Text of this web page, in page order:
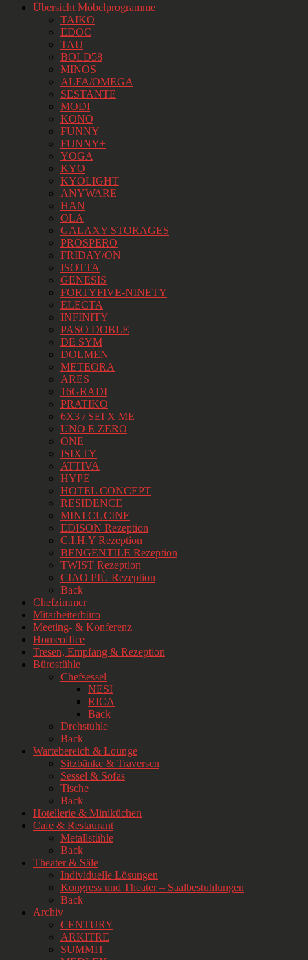
Übersicht Möbelprogramme
TAIKO
EDOC
TAU
BOLD58
MINOS
ALFA/OMEGA
SESTANTE
MODI
KONO
FUNNY
FUNNY+
YOGA
KYO
KYOLIGHT
ANYWARE
HAN
OLA
GALAXY STORAGES
PROSPERO
FRIDAY/ON
ISOTTA
GENESIS
FORTYFIVE-NINETY
ELECTA
INFINITY
PASO DOBLE
DE SYM
DOLMEN
METEORA
ARES
16GRADI
PRATIKO
6X3 / SEI X ME
UNO E ZERO
ONE
ISIXTY
ATTIVA
HYPE
HOTEL CONCEPT
RESIDENCE
MINI CUCINE
EDISON Rezeption
C.I.H.Y Rezeption
BENGENTILE Rezeption
TWIST Rezeption
CIAO PIÙ Rezeption
Back
Chefzimmer
Mitarbeiterbüro
Meeting- & Konferenz
Homeoffice
Tresen, Empfang & Rezeption
Bürostühle
Chefsessel
NESI
RICA
Back
Drehstühle
Back
Wartebereich & Lounge
Sitzbänke & Traversen
Sessel & Sofas
Tische
Back
Hotellerie & Miniküchen
Cafe & Restaurant
Metallstühle
Back
Theater & Säle
Individuelle Lösungen
Kongress und Theater – Saalbestuhlungen
Back
Archiv
CENTURY
ARKITRE
SUMMIT